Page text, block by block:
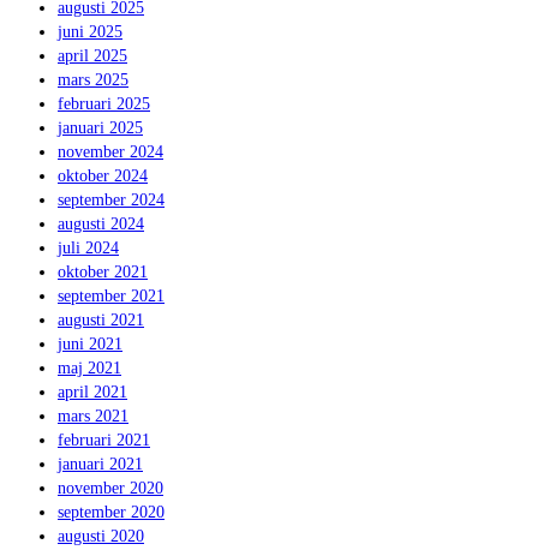
augusti 2025
juni 2025
april 2025
mars 2025
februari 2025
januari 2025
november 2024
oktober 2024
september 2024
augusti 2024
juli 2024
oktober 2021
september 2021
augusti 2021
juni 2021
maj 2021
april 2021
mars 2021
februari 2021
januari 2021
november 2020
september 2020
augusti 2020